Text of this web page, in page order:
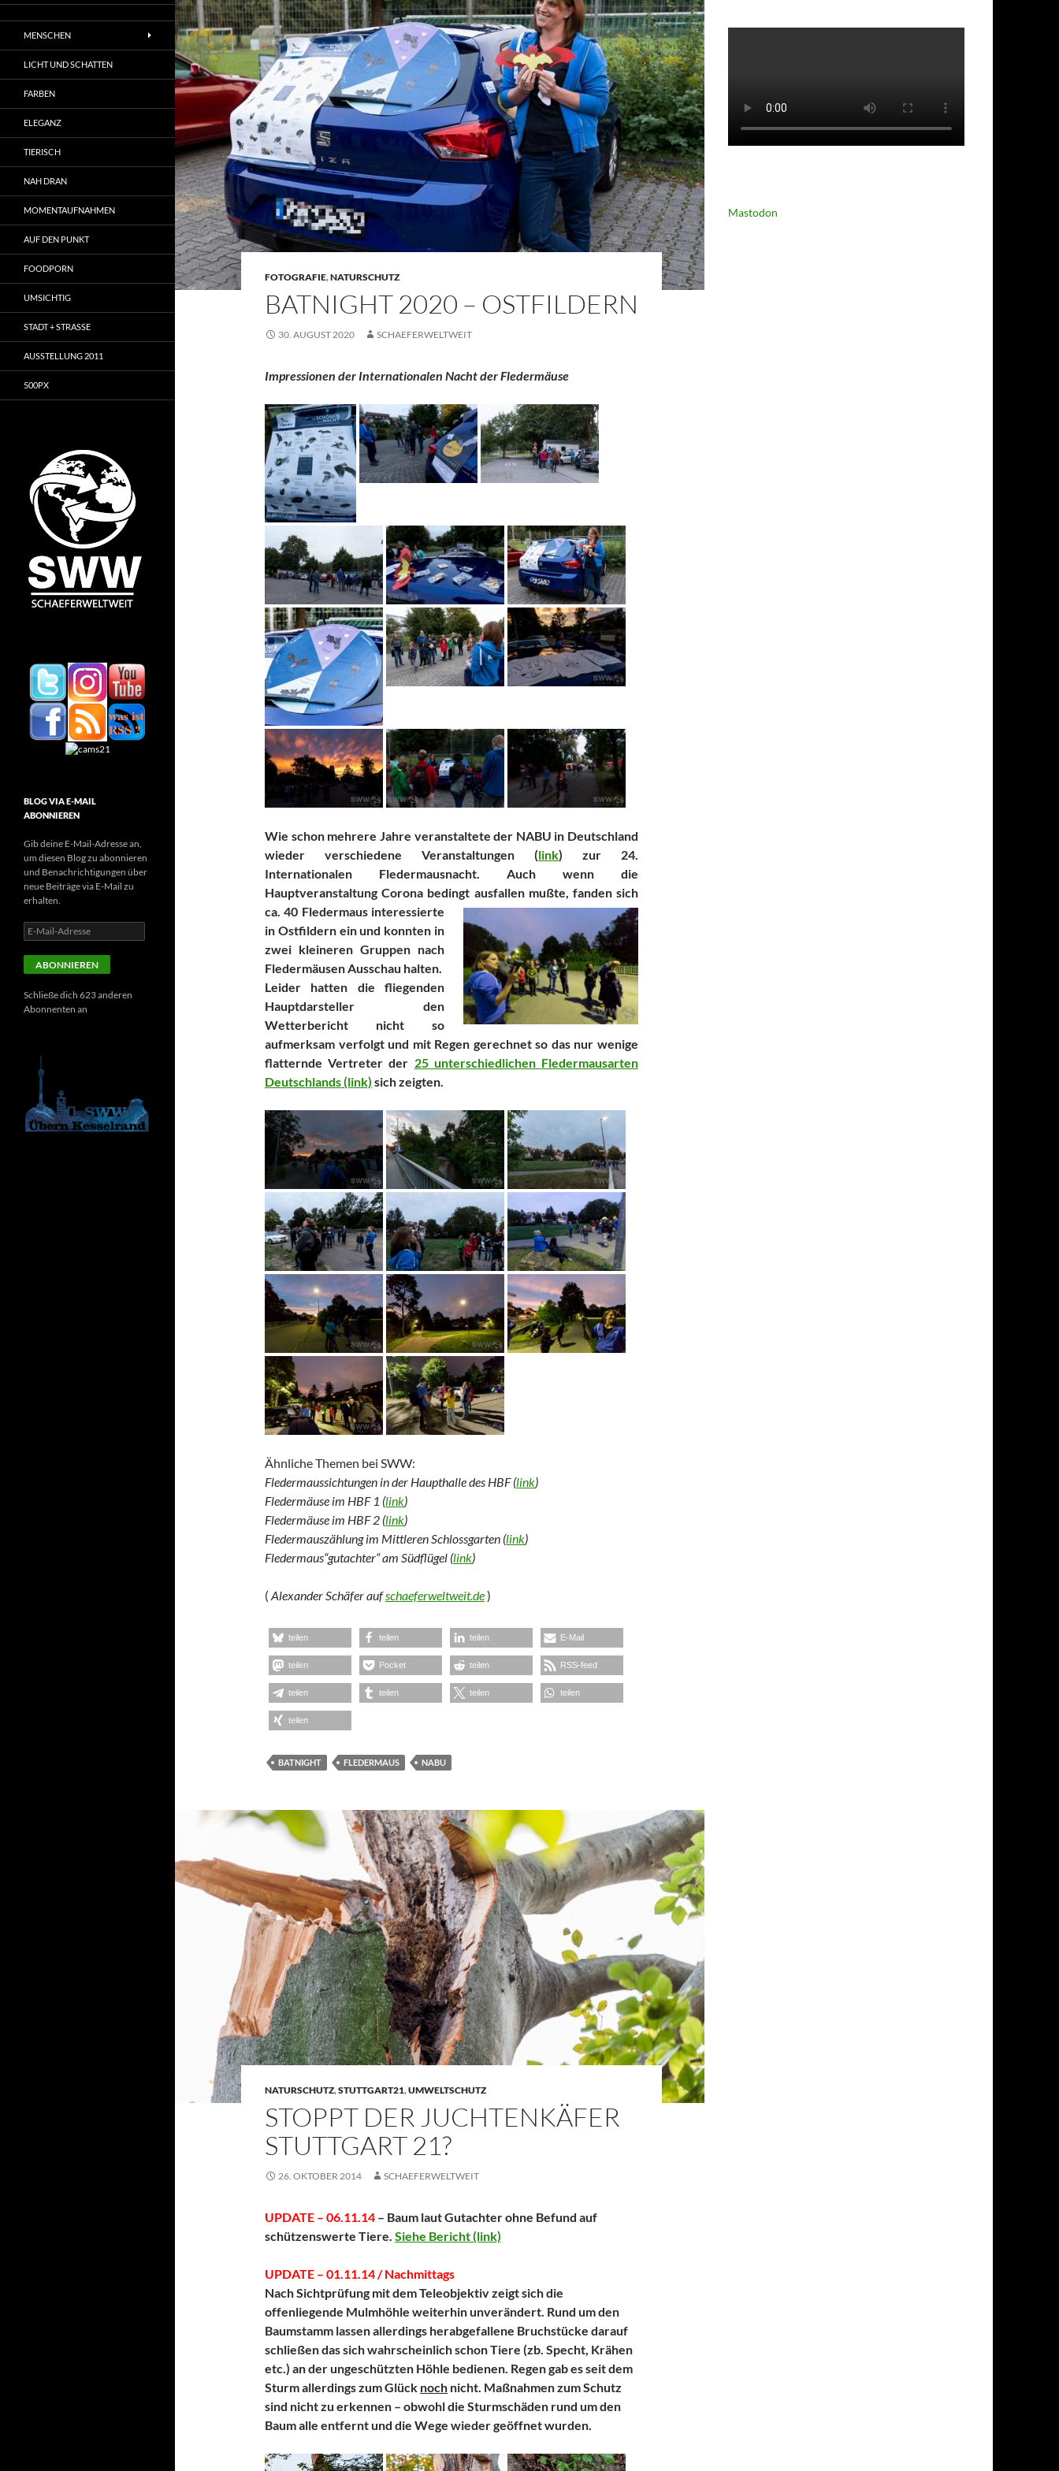
FOTOGRAFIE,NATURSCHUTZ
BATNIGHT 2020 – OSTFILDERN
30. AUGUST 2020 SCHAEFERWELTWEIT
Impressionen der Internationalen Nacht der Fledermäuse
Wie schon mehrere Jahre veranstaltete der NABU in Deutschland
wieder verschiedene Veranstaltungen (link) zur 24.
Internationalen Fledermausnacht. Auch wenn die
Hauptveranstaltung Corona bedingt ausfallen mußte, fanden sich
ca. 40 Fledermaus interessierte
in Ostfildern ein und konnten in
zwei kleineren Gruppen nach
Fledermäusen Ausschau halten.
Leider hatten die fliegenden
Hauptdarsteller den
Wetterbericht nicht so
aufmerksam verfolgt und mit Regen gerechnet so das nur wenige
flatternde Vertreter der 25 unterschiedlichen Fledermausarten
Deutschlands (link) sich zeigten.
Ähnliche Themen bei SWW:
Fledermaussichtungen in der Haupthalle des HBF (link)
Fledermäuse im HBF 1 (link)
Fledermäuse im HBF 2 (link)
Fledermauszählung im Mittleren Schlossgarten (link)
Fledermaus“gutachter“ am Südflügel (link)
( Alexander Schäfer aufschaeferweltweit.de)
teilen teilen teilen E-Mail
teilen Pocket teilen RSS-feed
teilen teilen teilen teilen
teilen
BATNIGHT FLEDERMAUS NABU
NATURSCHUTZ,STUTTGART21,UMWELTSCHUTZ
STOPPT DER JUCHTENKÄFER
STUTTGART 21?
26. OKTOBER 2014 SCHAEFERWELTWEIT
UPDATE – 06.11.14 – Baum laut Gutachter ohne Befund auf
schützenswerte Tiere. Siehe Bericht (link)
UPDATE – 01.11.14 / Nachmittags
Nach Sichtprüfung mit dem Teleobjektiv zeigt sich die
offenliegende Mulmhöhle weiterhin unverändert. Rund um den
Baumstamm lassen allerdings herabgefallene Bruchstücke darauf
schließen das sich wahrscheinlich schon Tiere (zb. Specht, Krähen
etc.) an der ungeschützten Höhle bedienen. Regen gab es seit dem
Sturm allerdings zum Glück noch nicht. Maßnahmen zum Schutz
sind nicht zu erkennen – obwohl die Sturmschäden rund um den
Baum alle entfernt und die Wege wieder geöffnet wurden.
Mastodon
MENSCHEN
LICHT UND SCHATTEN
FARBEN
ELEGANZ
TIERISCH
NAH DRAN
MOMENTAUFNAHMEN
AUF DEN PUNKT
FOODPORN
UMSICHTIG
STADT + STRASSE
AUSSTELLUNG 2011
500PX
BLOG VIA E-MAIL
ABONNIEREN
Gib deine E-Mail-Adresse an,
um diesen Blog zu abonnieren
und Benachrichtigungen über
neue Beiträge via E-Mail zu
erhalten.
E-
Mail-
Adresse
ABONNIEREN
Schließe dich 623 anderen
Abonnenten an